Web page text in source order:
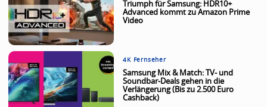
Triumph für Samsung: HDR10+
Advanced kommt zu Amazon Prime
Video
4K Fernseher
Samsung Mix & Match: TV- und
Soundbar-Deals gehen in die
Verlängerung (Bis zu 2.500 Euro
Cashback)